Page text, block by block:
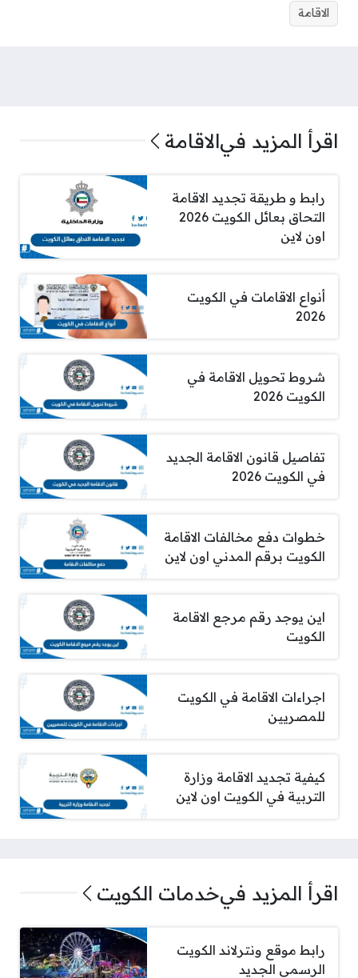
الاقامة
اقرأ المزيد فيالاقامة
رابط و طريقة تجديد الاقامة
التحاق بعائل الكويت 2026
اون لاين
أنواع الاقامات في الكويت
2026
شروط تحويل الاقامة في
الكويت 2026
تفاصيل قانون الاقامة الجديد
في الكويت 2026
خطوات دفع مخالفات الاقامة
الكويت برقم المدني اون لاين
اين يوجد رقم مرجع الاقامة
الكويت
اجراءات الاقامة في الكويت
للمصريين
كيفية تجديد الاقامة وزارة
التربية في الكويت اون لاين
اقرأ المزيد فيخدمات الكويت
رابط موقع ونترلاند الكويت
الرسمي الجديد